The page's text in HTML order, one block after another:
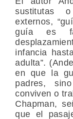
sustitutas
externos,
guía es
infancia
adulta”.
en que la
padres,
conviven o
Chapman,
que el